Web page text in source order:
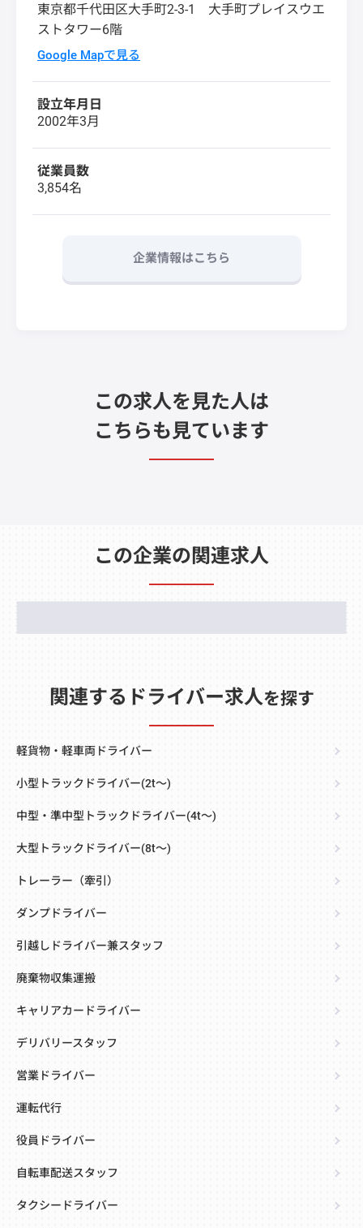
東京都千代田区大手町2-3-1 大手町プレイスウエ
ストタワー6階
Google Mapで見る
設立年月日
2002年3月
従業員数
3,854名
企業情報はこちら
この求人を見た人は
こちらも見ています
この企業の関連求人
関連するドライバー求人を探す
軽貨物・軽車両ドライバー
小型トラックドライバー(2t～)
中型・準中型トラックドライバー(4t～)
大型トラックドライバー(8t～)
トレーラー（牽引）
ダンプドライバー
引越しドライバー兼スタッフ
廃棄物収集運搬
キャリアカードライバー
デリバリースタッフ
営業ドライバー
運転代行
役員ドライバー
自転車配送スタッフ
タクシードライバー